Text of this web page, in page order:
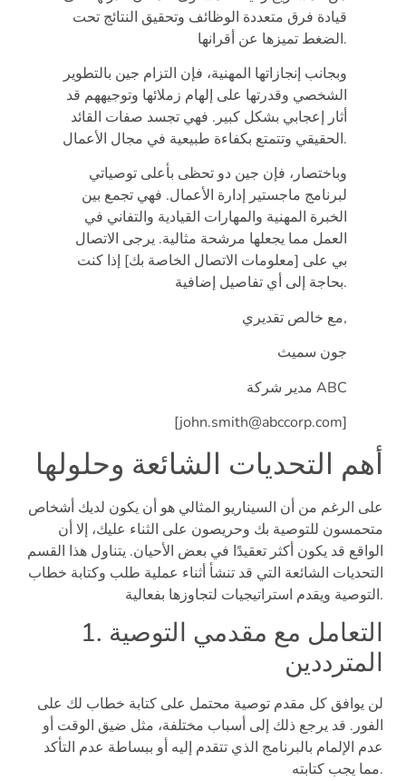
قيادة فرق متعددة الوظائف وتحقيق النتائج تحت
الضغط تميزها عن أقرانها.
وبجانب إنجازاتها المهنية، فإن التزام جين بالتطوير
الشخصي وقدرتها على إلهام زملائها وتوجيههم قد
أثار إعجابي بشكل كبير. فهي تجسد صفات القائد
الحقيقي وتتمتع بكفاءة طبيعية في مجال الأعمال.
وباختصار، فإن جين دو تحظى بأعلى توصياتي
لبرنامج ماجستير إدارة الأعمال. فهي تجمع بين
الخبرة المهنية والمهارات القيادية والتفاني في
العمل مما يجعلها مرشحة مثالية. يرجى الاتصال
بي على [معلومات الاتصال الخاصة بك] إذا كنت
بحاجة إلى أي تفاصيل إضافية.
مع خالص تقديري,
جون سميث
مدير شركة ABC
[john.smith@abccorp.com]
أهم التحديات الشائعة وحلولها
على الرغم من أن السيناريو المثالي هو أن يكون لديك أشخاص
متحمسون للتوصية بك وحريصون على الثناء عليك، إلا أن
الواقع قد يكون أكثر تعقيدًا في بعض الأحيان. يتناول هذا القسم
التحديات الشائعة التي قد تنشأ أثناء عملية طلب وكتابة خطاب
التوصية ويقدم استراتيجيات لتجاوزها بفعالية.
1. التعامل مع مقدمي التوصية
المترددين
لن يوافق كل مقدم توصية محتمل على كتابة خطاب لك على
الفور. قد يرجع ذلك إلى أسباب مختلفة، مثل ضيق الوقت أو
عدم الإلمام بالبرنامج الذي تتقدم إليه أو ببساطة عدم التأكد
مما يجب كتابته.